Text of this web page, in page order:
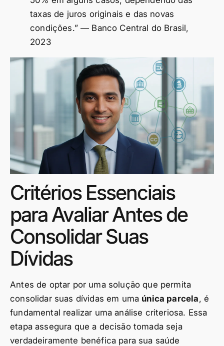
taxas de juros originais e das novas
condições.” — Banco Central do Brasil,
2023
Critérios Essenciais
para Avaliar Antes de
Consolidar Suas
Dívidas
Antes de optar por uma solução que permita
consolidar suas dívidas em uma única parcela, é
fundamental realizar uma análise criteriosa. Essa
etapa assegura que a decisão tomada seja
verdadeiramente benéfica para sua saúde